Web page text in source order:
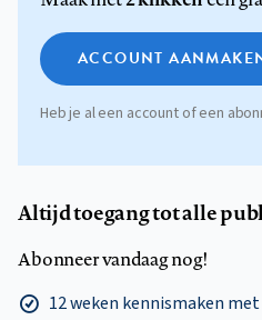
ACCOUNT
Heb je al een account of een
Altijd toegang tot alle
Abonneer vandaag nog!
12 weken kennismaken